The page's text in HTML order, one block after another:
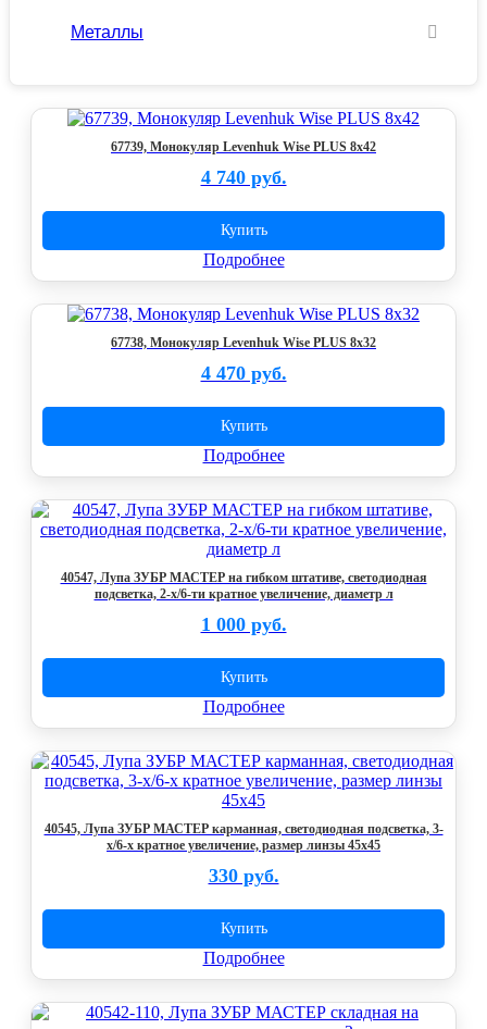
Металлы
67739, Монокуляр Levenhuk Wise PLUS 8x42
4 740 руб.
Купить
Подробнее
67738, Монокуляр Levenhuk Wise PLUS 8x32
4 470 руб.
Купить
Подробнее
40547, Лупа ЗУБР МАСТЕР на гибком штативе, светодиодная
подсветка, 2-х/6-ти кратное увеличение, диаметр л
1 000 руб.
Купить
Подробнее
40545, Лупа ЗУБР МАСТЕР карманная, светодиодная подсветка, 3-
х/6-х кратное увеличение, размер линзы 45х45
330 руб.
Купить
Подробнее